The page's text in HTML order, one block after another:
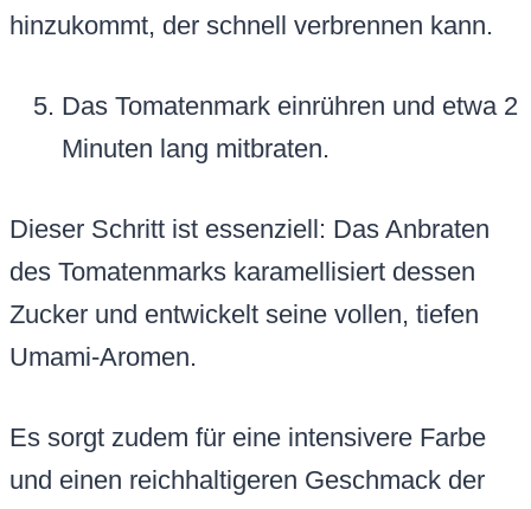
hinzukommt, der schnell verbrennen kann.
Das Tomatenmark einrühren und etwa 2
Minuten lang mitbraten.
Dieser Schritt ist essenziell: Das Anbraten
des Tomatenmarks karamellisiert dessen
Zucker und entwickelt seine vollen, tiefen
Umami-Aromen.
Es sorgt zudem für eine intensivere Farbe
und einen reichhaltigeren Geschmack der